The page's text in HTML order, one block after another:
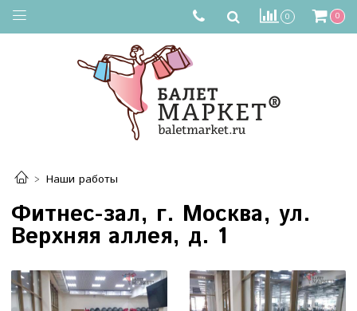
0 0
Наши работы
Фитнес-зал, г. Москва, ул.
Верхняя аллея, д. 1